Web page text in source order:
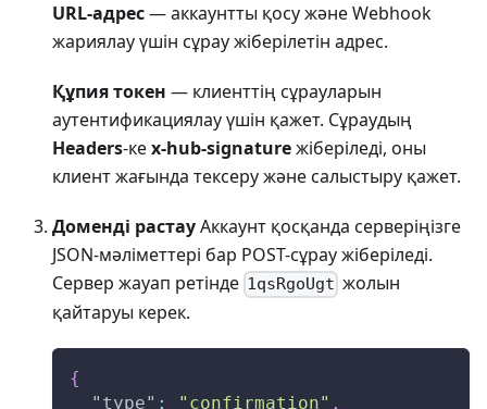
URL-адрес— аккаунтты қосу және Webhook
жариялау үшін сұрау жіберілетін адрес.
Құпия токен — клиенттің сұрауларын
аутентификациялау үшін қажет. Сұраудың
Headers-кеx-hub-signatureжіберіледі, оны
клиент жағында тексеру және салыстыру қажет.
Доменді растауАккаунт қосқанда серверіңізге
JSON-мәліметтері бар POST-сұрау жіберіледі.
Сервер жауап ретінде 1qsRgoUgt жолын
қайтаруы керек.
{
"type" : "confirmation" ,